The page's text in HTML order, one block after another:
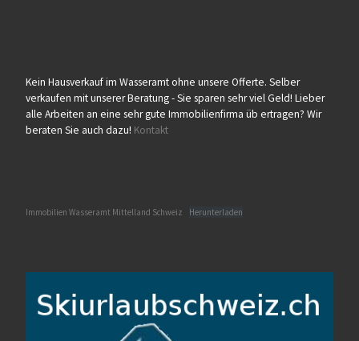
Kein Hausverkauf im Wasseramt ohne unsere Offerte. Selber
verkaufen mit unserer Beratung - Sie sparen sehr viel Geld! Lieber
alle Arbeiten an eine sehr gute Immobilienfirma üb ertragen? Wir
beraten Sie auch dazu! Kontakt
Immobilien Wasseramt Mittelland Schweiz Herunterladen